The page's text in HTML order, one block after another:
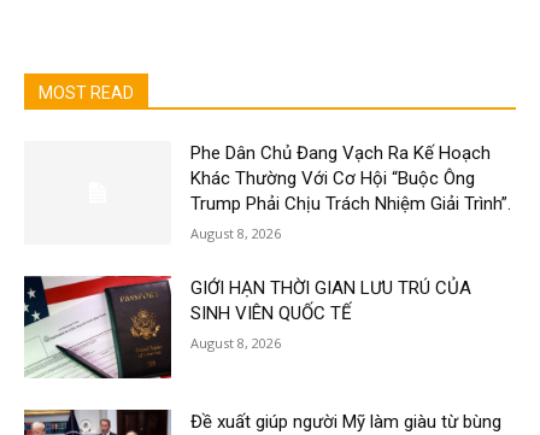
MOST READ
Phe Dân Chủ Đang Vạch Ra Kế Hoạch
Khác Thường Với Cơ Hội “Buộc Ông
Trump Phải Chịu Trách Nhiệm Giải Trình”.
August 8, 2026
GIỚI HẠN THỜI GIAN LƯU TRÚ CỦA
SINH VIÊN QUỐC TẾ
August 8, 2026
Đề xuất giúp người Mỹ làm giàu từ bùng